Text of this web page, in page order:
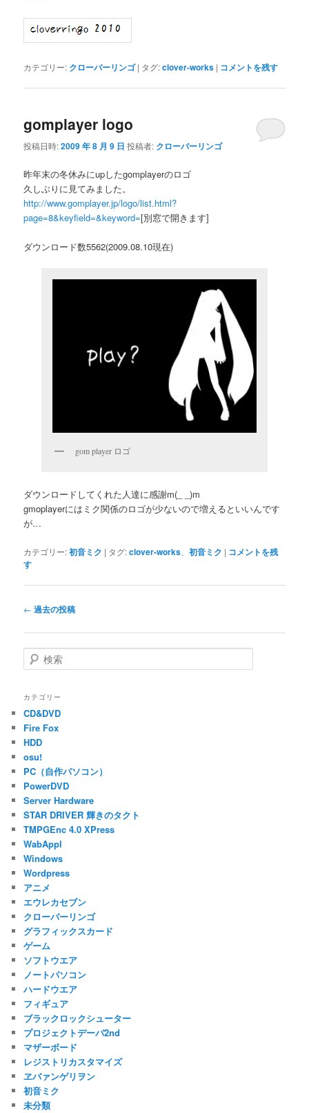
カテゴリー: クローバーリンゴ | タグ:clover-works | コメントを残す
gomplayer logo
投稿日時:2009 年 8 月 9 日 投稿者: クローバーリンゴ
昨年末の冬休みにupしたgomplayerのロゴ
久しぶりに見てみました。
http://www.gomplayer.jp/logo/list.html?
page=8&keyfield=&keyword=[別窓で開きます]
ダウンロード数5562(2009.08.10現在)
gom player ロゴ
ダウンロードしてくれた人達に感謝m(_ _)m
gmoplayerにはミク関係のロゴが少ないので増えるといいんです
が…
カテゴリー:初音ミク | タグ:clover-works 、初音ミク | コメントを残
す
投
ナ
ビ
ゲ
シ
ョ
ン
← 過去の投稿
検
索
カテゴリー
CD&DVD
Fire Fox
HDD
osu!
PC（自作パソコン）
PowerDVD
Server Hardware
STAR DRIVER 輝きのタクト
TMPGEnc 4.0 XPress
WabAppl
Windows
Wordpress
アニメ
エウレカセブン
クローバーリンゴ
グラフィックスカード
ゲーム
ソフトウエア
ノートパソコン
ハードウエア
フィギュア
ブラックロックシューター
プロジェクトデーバ2nd
マザーボード
レジストリカスタマイズ
ヱバァンゲリヲン
初音ミク
未分類